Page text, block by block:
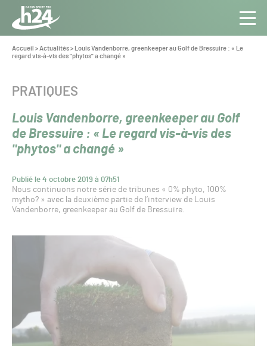
Panneau de gestion des cookies
Aller au contenu
Toute
l’info
du Gazon
Vous
êtes
Accueil >Actualités>
Louis Vandenborre, greenkeeper au Golf de Bressuire : « Le
regard vis-à-vis des "phytos" a changé »
Louis Vandenborre, greenkeeper au Golf
de Bressuire : « Le regard vis-à-vis des
"phytos" a changé »
Publié le 4 octobre 2019 à 07h51
CATÉGORIE :
PRATIQUES
Nous continuons notre série de tribunes « 0% phyto, 100%
mytho? » avec la deuxième partie de l’interview de Louis
Vandenborre, greenkeeper au Golf de Bressuire.